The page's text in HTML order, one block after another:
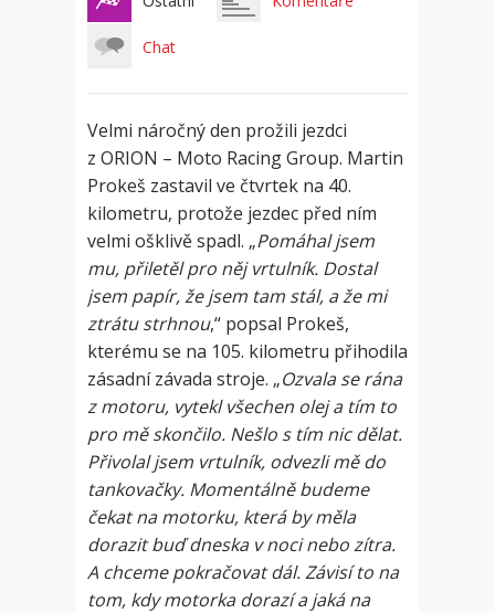
Chat
Velmi náročný den prožili jezdci
z ORION – Moto Racing Group. Martin
Prokeš zastavil ve čtvrtek na 40.
kilometru, protože jezdec před ním
velmi ošklivě spadl. „Pomáhal jsem
mu, přiletěl pro něj vrtulník. Dostal
jsem papír, že jsem tam stál, a že mi
ztrátu strhnou,“ popsal Prokeš,
kterému se na 105. kilometru přihodila
zásadní závada stroje. „Ozvala se rána
z motoru, vytekl všechen olej a tím to
pro mě skončilo. Nešlo s tím nic dělat.
Přivolal jsem vrtulník, odvezli mě do
tankovačky. Momentálně budeme
čekat na motorku, která by měla
dorazit buď dneska v noci nebo zítra.
A chceme pokračovat dál. Závisí to na
tom, kdy motorka dorazí a jaká na